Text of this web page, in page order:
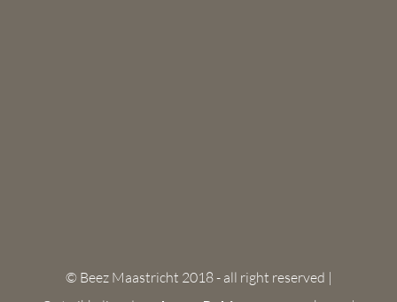
© Beez Maastricht 2018 - all right reserved |